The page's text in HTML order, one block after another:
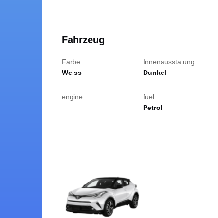
Fahrzeug
Farbe
Weiss
engine
Innenausstatung
Dunkel
fuel
Petrol
Buchung